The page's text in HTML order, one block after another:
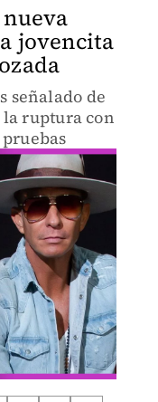
jovencita
señalado de
la ruptura con